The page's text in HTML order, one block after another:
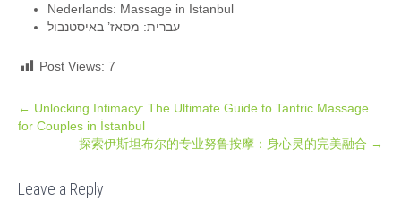
Nederlands: Massage in Istanbul
עברית: מסאז’ באיסטנבול
Post Views: 7
Post
navigation
← Unlocking Intimacy: The Ultimate Guide to Tantric Massage
for Couples in İstanbul
探索伊斯坦布尔的专业努鲁按摩：身心灵的完美融合 →
Leave a Reply